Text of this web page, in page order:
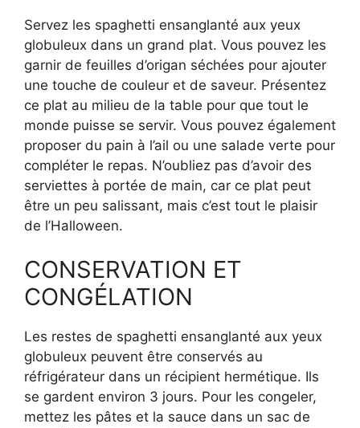
Servez les spaghetti ensanglanté aux yeux
globuleux dans un grand plat. Vous pouvez les
garnir de feuilles d’origan séchées pour ajouter
une touche de couleur et de saveur. Présentez
ce plat au milieu de la table pour que tout le
monde puisse se servir. Vous pouvez également
proposer du pain à l’ail ou une salade verte pour
compléter le repas. N’oubliez pas d’avoir des
serviettes à portée de main, car ce plat peut
être un peu salissant, mais c’est tout le plaisir
de l’Halloween.
CONSERVATION ET
CONGÉLATION
Les restes de spaghetti ensanglanté aux yeux
globuleux peuvent être conservés au
réfrigérateur dans un récipient hermétique. Ils
se gardent environ 3 jours. Pour les congeler,
mettez les pâtes et la sauce dans un sac de